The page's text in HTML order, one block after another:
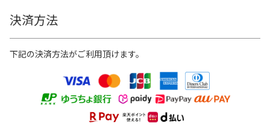
決済方法
下記の決済方法がご利用頂けます。